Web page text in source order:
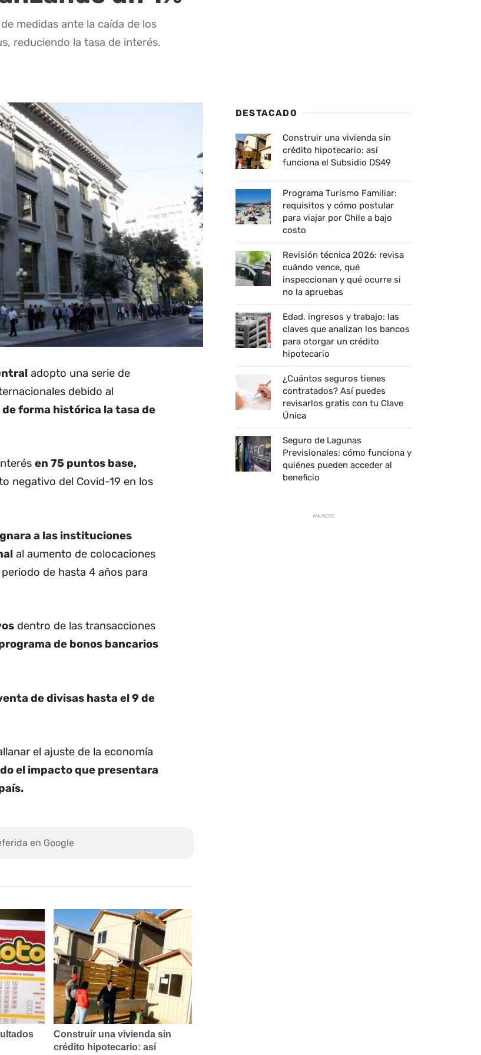
medidas ante la caída de los
reduciendo la tasa de interés.
adopto una serie de
debido al
forma histórica la tasa de
en 75 puntos base,
negativo del Covid-19 en los
a las instituciones
al aumento de colocaciones
de hasta 4 años para
dentro de las transacciones
de bonos bancarios
de divisas hasta el 9 de
el ajuste de la economía
el impacto que presentara
en Google
Construir una vivienda sin
crédito hipotecario: así
DESTACADO
Construir una vivienda sin
crédito hipotecario: así
funciona el Subsidio DS49
Programa Turismo Familiar:
requisitos y cómo postular
para viajar por Chile a bajo
costo
Revisión técnica 2026: revisa
cuándo vence, qué
inspeccionan y qué ocurre si
no la apruebas
Edad, ingresos y trabajo: las
claves que analizan los bancos
para otorgar un crédito
hipotecario
¿Cuántos seguros tienes
contratados? Así puedes
revisarlos gratis con tu Clave
Única
Seguro de Lagunas
Previsionales: cómo funciona y
quiénes pueden acceder al
beneficio
ANUNCIOS